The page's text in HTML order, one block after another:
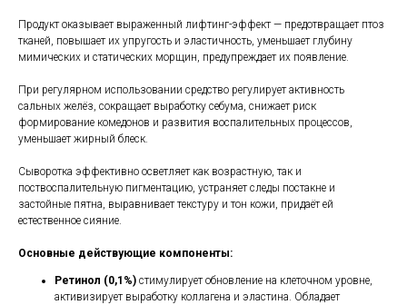
Продукт оказывает выраженный лифтинг-эффект — предотвращает птоз
тканей, повышает их упругость и эластичность, уменьшает глубину
мимических и статических морщин, предупреждает их появление.
При регулярном использовании средство регулирует активность
сальных желёз, сокращает выработку себума, снижает риск
формирование комедонов и развития воспалительных процессов,
уменьшает жирный блеск.
Сыворотка эффективно осветляет как возрастную, так и
поствоспалительную пигментацию, устраняет следы постакне и
застойные пятна, выравнивает текстуру и тон кожи, придаёт ей
естественное сияние.
Основные действующие компоненты:
Ретинол (0,1%) стимулирует обновление на клеточном уровне,
активизирует выработку коллагена и эластина. Обладает